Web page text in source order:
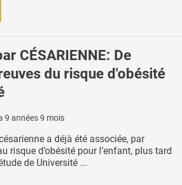
CÉSARIENNE: De
du risque d'obésité
9 années 9 mois
a déjà été associée, par
risque d’obésité pour l’enfant, plus tard
de Université ...